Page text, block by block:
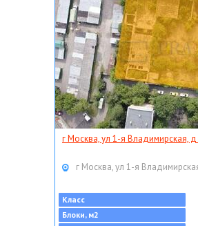
г Москва, ул 1-я Владимирская, д
г Москва, ул 1-я
Класс
Блоки, м2